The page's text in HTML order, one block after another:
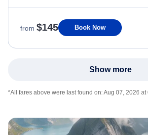
from $145 Book Now
Show more
*All fares above were last found on:Aug 07, 2026 at